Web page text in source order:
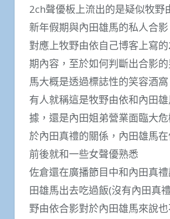
2ch聲優板上流出的是疑似牧野
新年假期與內田雄馬的私人合
對應上牧野由依自己博客上寫
期內容，至於如何判斷出合影
馬大概是透過標誌性的笑容酒窩
有人就稱這是牧野由依和內田
據，還是內田姐弟營業面臨大
於內田真禮的關係，內田雄馬
前後就和一些女聲優熟悉
佐倉還在廣播節目中和內田真
田雄馬出去吃過飯(沒有內田真
野由依合影對於內田雄馬來說